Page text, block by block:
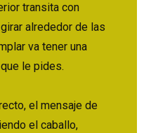
transita con
alrededor de las
va tener una
le pides.
el mensaje de
el caballo,